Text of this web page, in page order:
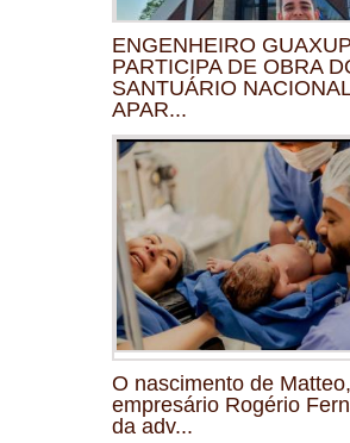
ENGENHEIRO
PARTICIPA DE OBRA
SANTUÁRIO
APAR...
O nascimento de
empresário Rogério
da adv...